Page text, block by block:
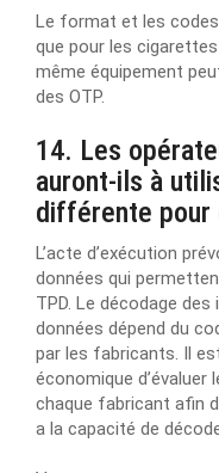
Le format et les
que pour les
même équipement
des OTP.
14. Les
auront-ils à
différente pour
L’acte d’exécution
données qui
TPD. Le décodage
données dépend du
par les fabricants. Il
économique
chaque fabricant afin
a la capacité de